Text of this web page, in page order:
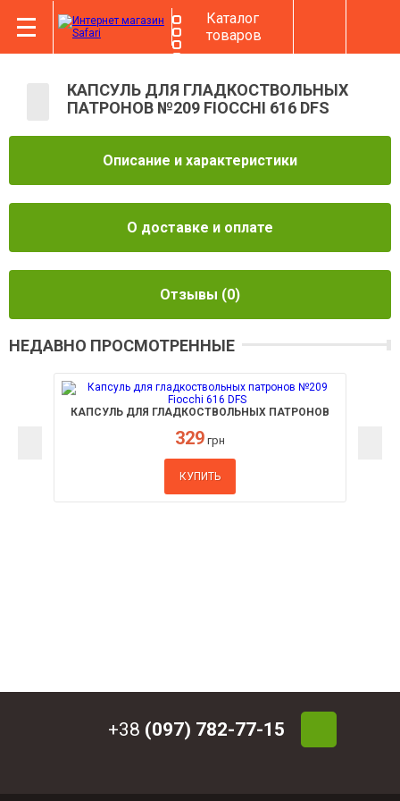
Каталог
товаров
КАПСУЛЬ ДЛЯ ГЛАДКОСТВОЛЬНЫХ
ПАТРОНОВ №209 FIOCCHI 616 DFS
Описание и характеристики
О доставке и оплате
Отзывы (0)
НЕДАВНО ПРОСМОТРЕННЫЕ
КАПСУЛЬ ДЛЯ ГЛАДКОСТВОЛЬНЫХ ПАТРОНОВ
329 грн
КУПИТЬ
+38 (097) 782-77-15